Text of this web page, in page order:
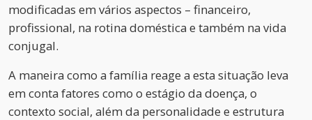
modificadas em vários aspectos – financeiro,
profissional, na rotina doméstica e também na vida
conjugal.
A maneira como a família reage a esta situação leva
em conta fatores como o estágio da doença, o
contexto social, além da personalidade e estrutura